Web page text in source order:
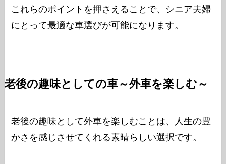
これらのポイントを押さえることで、シニア夫婦
にとって最適な車選びが可能になります。
老後の趣味としての車～外車を楽しむ～
老後の趣味として外車を楽しむことは、人生の豊
かさを感じさせてくれる素晴らしい選択です。